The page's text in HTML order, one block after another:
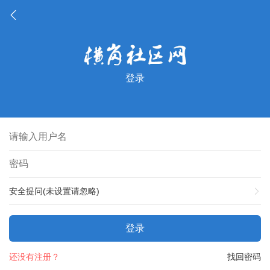
登录
安全提问(未设置请忽略)
登录
找回密码
还没有注册？